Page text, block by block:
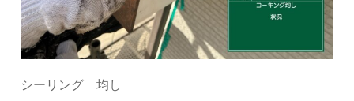
シーリング 均し